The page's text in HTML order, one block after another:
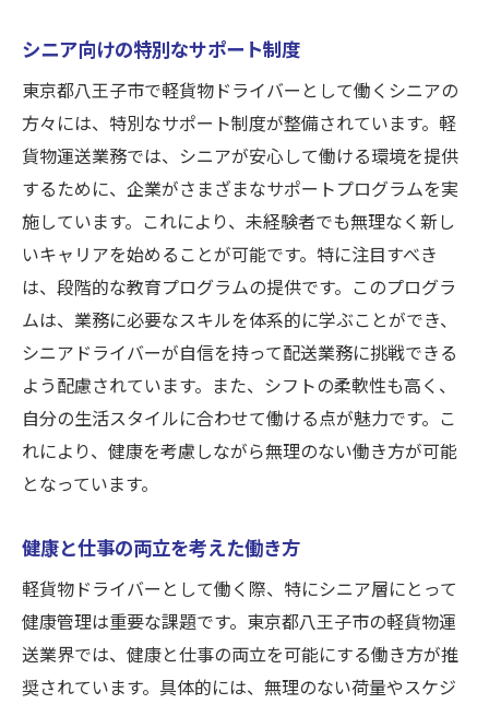
シニア向けの特別なサポート制度
東京都八王子市で軽貨物ドライバーとして働くシニアの
方々には、特別なサポート制度が整備されています。軽
貨物運送業務では、シニアが安心して働ける環境を提供
するために、企業がさまざまなサポートプログラムを実
施しています。これにより、未経験者でも無理なく新し
いキャリアを始めることが可能です。特に注目すべき
は、段階的な教育プログラムの提供です。このプログラ
ムは、業務に必要なスキルを体系的に学ぶことができ、
シニアドライバーが自信を持って配送業務に挑戦できる
よう配慮されています。また、シフトの柔軟性も高く、
自分の生活スタイルに合わせて働ける点が魅力です。こ
れにより、健康を考慮しながら無理のない働き方が可能
となっています。
健康と仕事の両立を考えた働き方
軽貨物ドライバーとして働く際、特にシニア層にとって
健康管理は重要な課題です。東京都八王子市の軽貨物運
送業界では、健康と仕事の両立を可能にする働き方が推
奨されています。具体的には、無理のない荷量やスケジ